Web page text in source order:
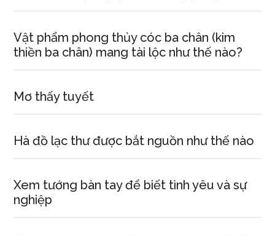
Vật phẩm phong thủy cóc ba chân (kim
thiền ba chân) mang tài lộc như thế nào?
Mơ thấy tuyết
Hà đồ lạc thư được bắt nguồn như thế nào
Xem tướng bàn tay để biết tình yêu và sự
nghiệp